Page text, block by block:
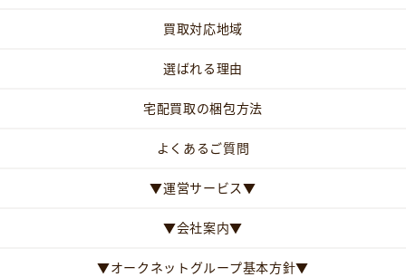
買取対応地域
選ばれる理由
宅配買取の梱包方法
よくあるご質問
▼運営サービス▼
▼会社案内▼
▼オークネットグループ基本方針▼